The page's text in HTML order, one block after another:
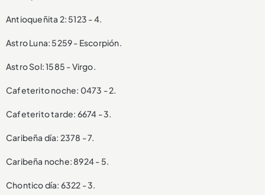
Antioqueñita 2: 5123 - 4.
Astro Luna: 5259 - Escorpión.
Astro Sol: 1585 - Virgo.
Cafeterito noche: 0473 - 2.
Cafeterito tarde: 6674 - 3.
Caribeña día: 2378 - 7.
Caribeña noche: 8924 - 5.
Chontico día: 6322 - 3.